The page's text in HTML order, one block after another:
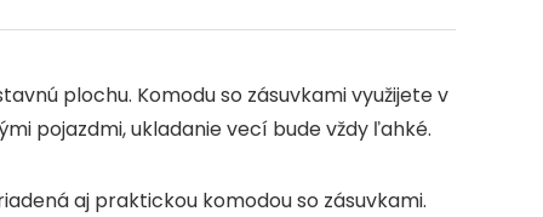
plochu. Komodu so zásuvkami využijete v
pojazdmi, ukladanie vecí bude vždy ľahké.
aj praktickou komodou so zásuvkami.